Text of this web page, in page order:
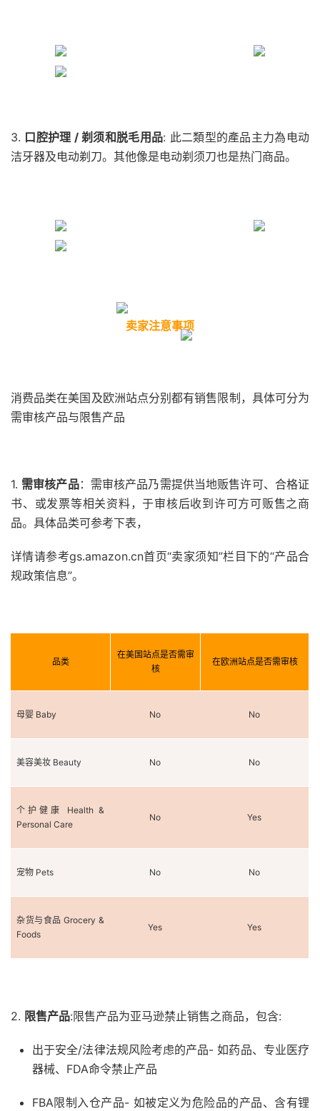
3. 口腔护理 / 剃须和脱毛用品: 此二類型的產品主力為电动
洁牙器及电动剃刀。其他像是电动剃须刀也是热门商品。
卖家注意事项
消费品类在美国及欧洲站点分别都有销售限制，具体可分为
需审核产品与限售产品
1. 需审核产品：需审核产品乃需提供当地贩售许可、合格证
书、或发票等相关资料，于审核后收到许可方可贩售之商
品。具体品类可参考下表，
详情请参考gs.amazon.cn首页“卖家须知”栏目下的“产品合
规政策信息”。
品类
在美国站点是否需审
核
在欧洲站点是否需审核
母婴 Baby No No
美容美妆 Beauty No No
个护健康 Health &
Personal Care
No Yes
宠物 Pets No No
杂货与食品 Grocery &
Foods
Yes Yes
2. 限售产品:限售产品为亚马逊禁止销售之商品，包含:
出于安全/法律法规风险考虑的产品- 如药品、专业医疗
器械、FDA命令禁止产品
FBA限制入仓产品- 如被定义为危险品的产品、含有锂